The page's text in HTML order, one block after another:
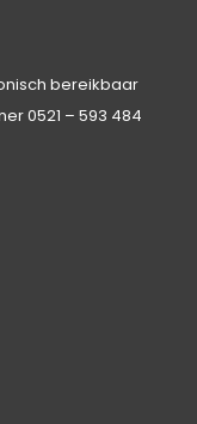
bereikbaar
0521 – 593 484